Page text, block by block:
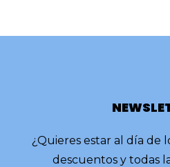
¿Quieres estar al día de
descuentos y todas